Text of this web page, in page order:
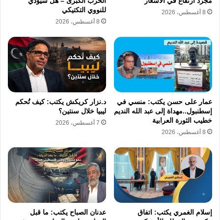
ضربات إسرائيلية متقطعة تمتد من بيروت إلى
ردع إيراني محسوب يهدف إلى منع الانفجار
الشامل دون أن يعني التراجع أو التخلي عن أدوات
النفوذ.
اتفاقات أو تفاهمات يجري تسويقها إعلاميًا، لكنها
طويل الأمد.
وبذلك يتشكل مشهد مزدوج:تهدئة سياسية في
العلن، واستنزاف مستمر في الخفاء.
8 أغسطس، 2026
للنووي التكتيكي
8 أغسطس، 2026
عمار على حسن يكتب: منسي في
إسطنبول..مهداة إلى عبد الله النديم
خطيب الثورة العرابية
8 أغسطس، 2026
د.نزار كريكش يكتب: كيف تُحكم
ليبيا خلال سنتين؟
7 أغسطس، 2026
إسلام الغمري يكتب: اتفاق
عدنان الصباح يكتب: ما قبل